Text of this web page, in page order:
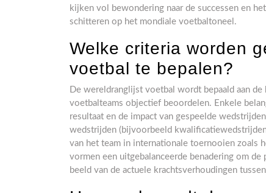
kijken vol bewondering naar de successen en
schitteren op het mondiale voetbaltoneel.
Welke criteria worden
voetbal te bepalen?
De wereldranglijst voetbal wordt bepaald aan
voetbalteams objectief beoordelen. Enkele
resultaat en de impact van gespeelde
wedstrijden (bijvoorbeeld
van het team in internationale toernooien zoals
vormen een uitgebalanceerde benadering om
beeld van de actuele krachtsverhoudingen